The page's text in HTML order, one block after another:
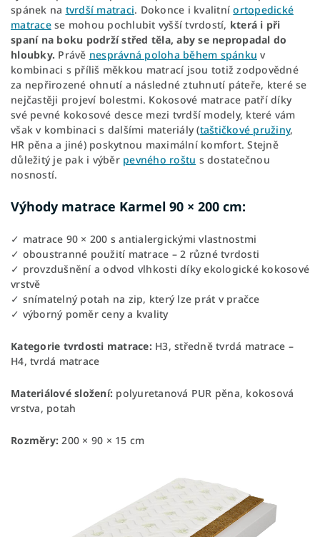
spánek na tvrdší matraci. Dokonce i kvalitníortopedické
matracese mohou pochlubit vyšší tvrdostí, která i při
spaní na boku podrží střed těla, aby se nepropadal do
hloubky. Právě nesprávná poloha během spánku v
kombinaci s příliš měkkou matrací jsou totiž zodpovědné
za nepřirozené ohnutí a následné ztuhnutí páteře, které se
nejčastěji projeví bolestmi. Kokosové matrace patří díky
své pevné kokosové desce mezi tvrdší modely, které vám
však v kombinaci s dalšími materiály (taštičkové pružiny,
HR pěna a jiné) poskytnou maximální komfort. Stejně
důležitý je pak i výběr pevného roštu s dostatečnou
nosností.
Výhody matrace Karmel 90 × 200 cm:
✓ matrace 90 × 200 s antialergickými vlastnostmi
✓ oboustranné použití matrace – 2 různé tvrdosti
✓ provzdušnění a odvod vlhkosti díky ekologické kokosové
vrstvě
✓ snímatelný potah na zip, který lze prát v pračce
✓ výborný poměr ceny a kvality
Kategorie tvrdosti matrace:H3, středně tvrdá matrace –
H4, tvrdá matrace
Materiálové složení: polyuretanová PUR pěna, kokosová
vrstva, potah
Rozměry: 200 × 90 × 15 cm